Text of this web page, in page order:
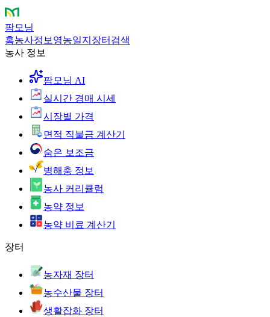
팜모닝
홈농사정보 영농일지 장터 검색
농사 정보
팜모닝 AI
실시간 경매 시세
시장별 가격
면적 직불금 계산기
숨은 보조금
병해충 정보
농사 커리큘럼
농약 정보
농약 비료 계산기
장터
농자재 장터
농수산물 장터
생활잡화 장터